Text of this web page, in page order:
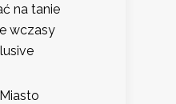
na tanie
wczasy